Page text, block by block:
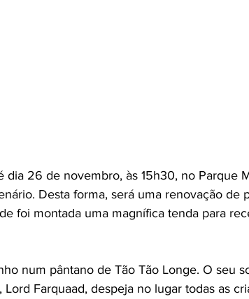
dia 26 de novembro, às 15h30, no Parque
Desta forma, será uma renovação de
foi montada uma magnífica tenda para
num pântano de Tão Tão Longe. O seu
Farquaad, despeja no lugar todas as